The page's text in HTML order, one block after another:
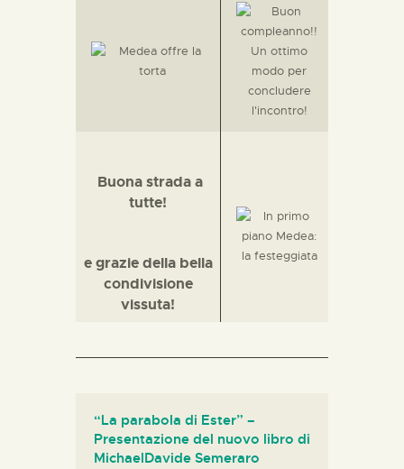
Buona strada a
tutte!
e grazie della bella
condivisione
vissuta!
“La parabola di Ester” –
Presentazione del nuovo libro di
MichaelDavide Semeraro